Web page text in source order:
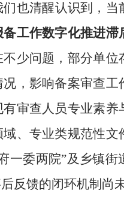
也清醒认识到，当
工作数字化推进滞
少问题，部分单
，影响备案审查工
有审查人员专业素养
、专业类规范性文
一委两院”及乡镇街
反馈的闭环机制尚